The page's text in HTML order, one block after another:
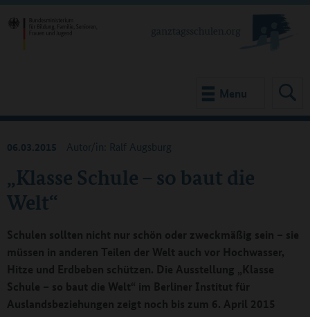
Menu
„Klasse Schule – so baut die
Welt“
06.03.2015 Autor/in: Ralf Augsburg
Schulen sollten nicht nur schön oder zweckmäßig sein – sie
müssen in anderen Teilen der Welt auch vor Hochwasser,
Hitze und Erdbeben schützen. Die Ausstellung „Klasse
Schule – so baut die Welt“ im Berliner Institut für
Auslandsbeziehungen zeigt noch bis zum 6. April 2015